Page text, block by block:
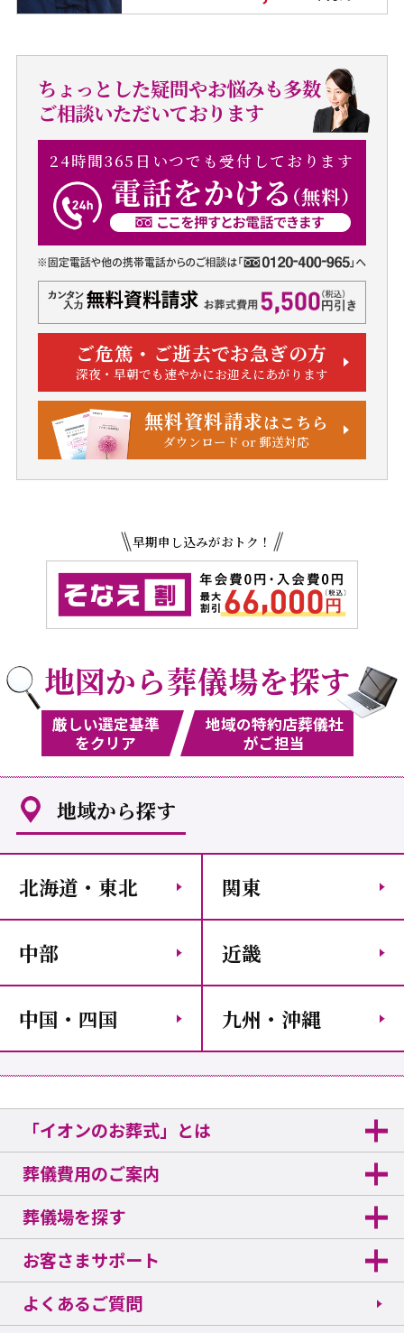
ちょっとした疑問やお悩みも多数
ご相談いただいております
24時間365日いつでも受付しております
ご危篤・ご逝去でお急ぎの方
深夜・早朝でも速やかにお迎えにあがります
無料資料請求はこちら
ダウンロード or 郵送対応
早期申し込みがおトク！
地図から葬儀場を探す
厳しい選定基準
をクリア
地域の特約店葬儀社
がご担当
地域から探す
北海道・東北 関東
中部 近畿
中国・四国 九州・沖縄
「イオンのお葬式」とは
葬儀費用のご案内
葬儀場を探す
お客さまサポート
よくあるご質問